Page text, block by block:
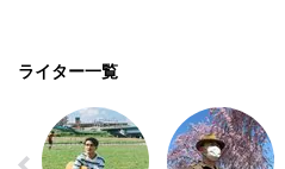
ライター一覧